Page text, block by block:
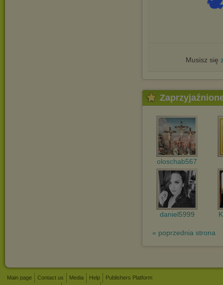
Musisz się
oloschab567
daniel5999
« poprzednia strona
Main page Contact us Media Help
Publishers Platform